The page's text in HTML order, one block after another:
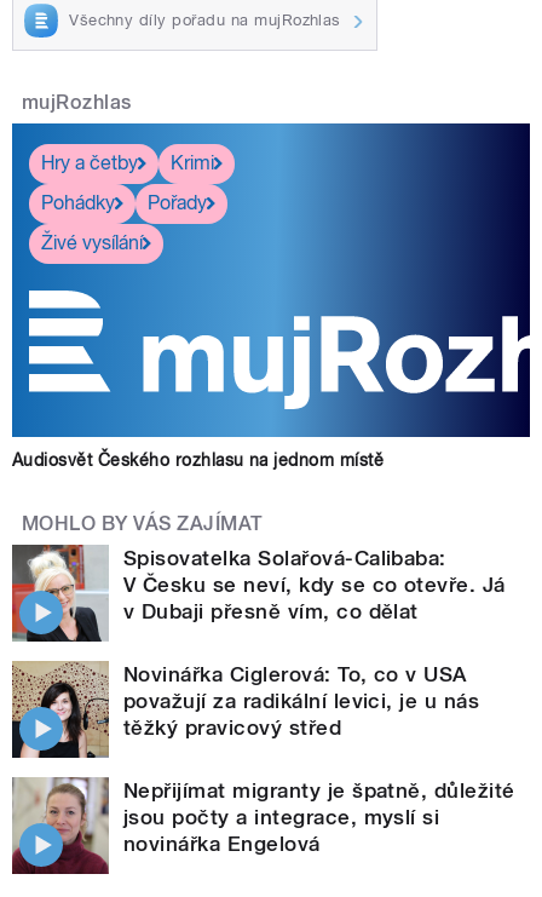
Všechny díly pořadu na mujRozhlas
mujRozhlas
Hry a četby
Krimi
Pohádky
Pořady
Živé vysílání
Audiosvět Českého rozhlasu na jednom místě
MOHLO BY VÁS ZAJÍMAT
Spisovatelka Solařová-Calibaba:
V Česku se neví, kdy se co otevře. Já
v Dubaji přesně vím, co dělat
Novinářka Ciglerová: To, co v USA
považují za radikální levici, je u nás
těžký pravicový střed
Nepřijímat migranty je špatně, důležité
jsou počty a integrace, myslí si
novinářka Engelová